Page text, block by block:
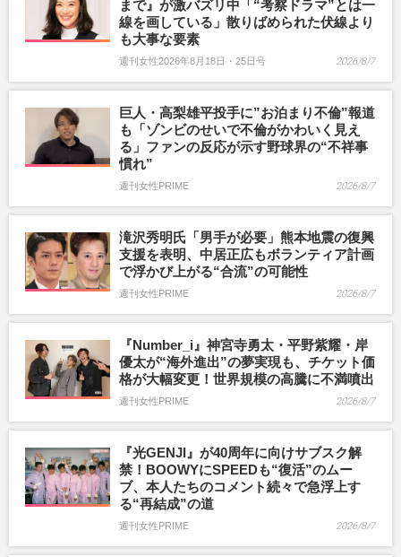
まで』が激バズリ中「“考察ドラマ”とは一
線を画している」散りばめられた伏線より
も大事な要素
週刊女性2026年8月18日・25日号 2026/8/7
巨人・高梨雄平投手に”お泊まり不倫”報道
も「ゾンビのせいで不倫がかわいく見え
る」ファンの反応が示す野球界の“不祥事
慣れ”
週刊女性PRIME 2026/8/7
滝沢秀明氏「男手が必要」熊本地震の復興
支援を表明、中居正広もボランティア計画
で浮かび上がる“合流”の可能性
週刊女性PRIME 2026/8/7
『Number_i』神宮寺勇太・平野紫耀・岸
優太が“海外進出”の夢実現も、チケット価
格が大幅変更！世界規模の高騰に不満噴出
週刊女性PRIME 2026/8/7
『光GENJI』が40周年に向けサブスク解
禁！BOOWYにSPEEDも“復活”のムー
ブ、本人たちのコメント続々で急浮上す
る“再結成”の道
週刊女性PRIME 2026/8/7